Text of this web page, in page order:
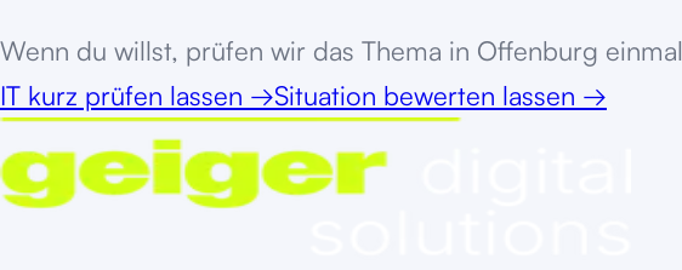
Wenn du willst, prüfen wir das Thema in Offenburg
IT kurz prüfen lassen →Situation bewerten lassen →